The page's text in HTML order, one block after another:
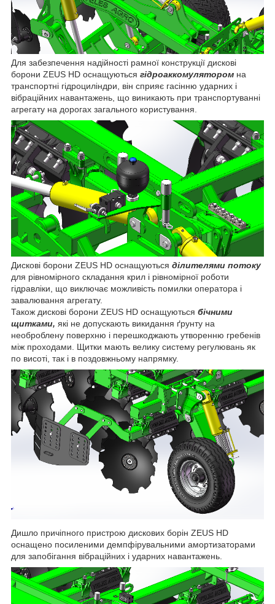
Для забезпечення надійності рамної конструкції дискові
борони ZEUS HD оснащуються гідроаккомулятором на
транспортні гідроциліндри, він сприяє гасінню ударних і
вібраційних навантажень, що виникають при транспортуванні
агрегату на дорогах загального користування.
Дискові борони ZEUS HD оснащуються ділителями потоку
для рівномірного складання крил і рівномірної роботи
гідравліки, що виключає можливість помилки оператора і
завалювання агрегату.
Також дискові борони ZEUS HD оснащуються бічними
щитками, які не допускають викидання ґрунту на
необроблену поверхню і перешкоджають утворенню гребенів
між проходами. Щитки мають велику систему регулювань як
по висоті, так і в поздовжньому напрямку.
Дишло причіпного пристрою дискових борін ZEUS HD
оснащено посиленими демпфірувальними амортизаторами
для запобігання вібраційних і ударних навантажень.